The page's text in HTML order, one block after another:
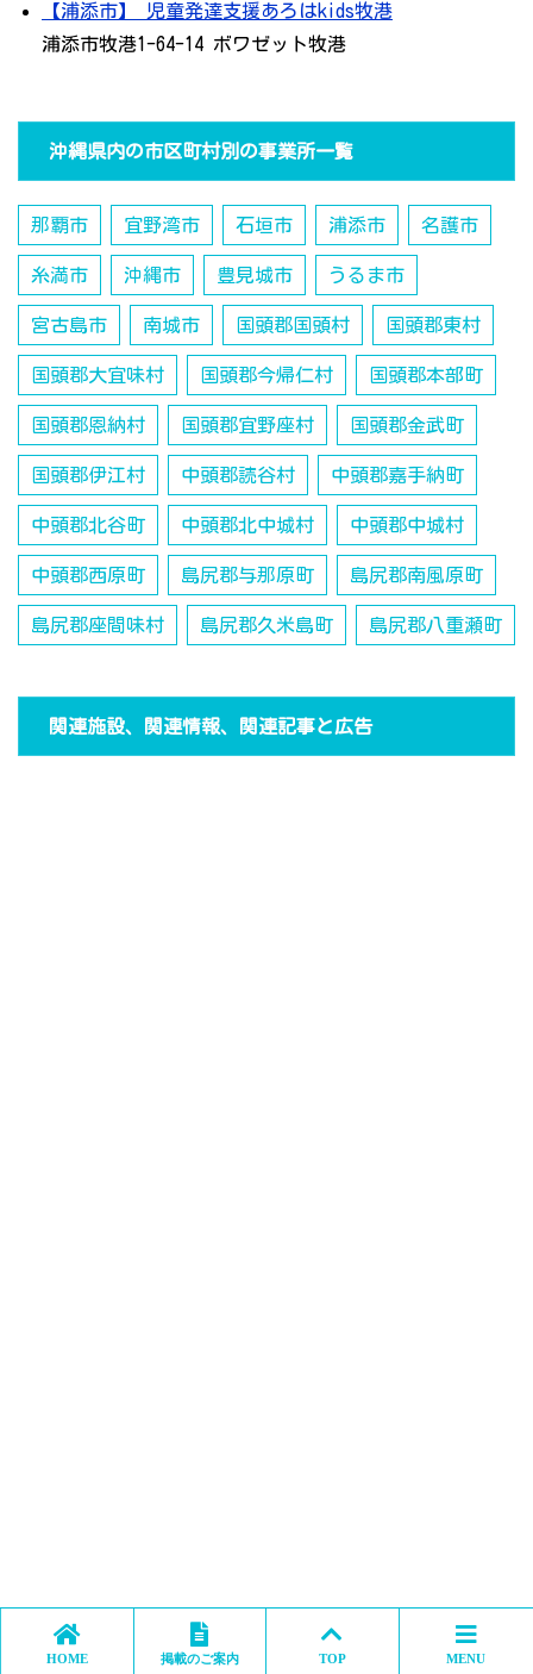
【浦添市】 児童発達支援あろはkids牧港
浦添市牧港1-64-14 ボワゼット牧港
沖縄県内の市区町村別の事業所一覧
那覇市 宜野湾市 石垣市 浦添市 名護市
糸満市 沖縄市 豊見城市 うるま市
宮古島市 南城市 国頭郡国頭村 国頭郡東村
国頭郡大宜味村 国頭郡今帰仁村 国頭郡本部町
国頭郡恩納村 国頭郡宜野座村 国頭郡金武町
国頭郡伊江村 中頭郡読谷村 中頭郡嘉手納町
中頭郡北谷町 中頭郡北中城村 中頭郡中城村
中頭郡西原町 島尻郡与那原町 島尻郡南風原町
島尻郡座間味村 島尻郡久米島町 島尻郡八重瀬町
関連施設、関連情報、関連記事と広告
HOME 掲載のご案内 TOP MENU